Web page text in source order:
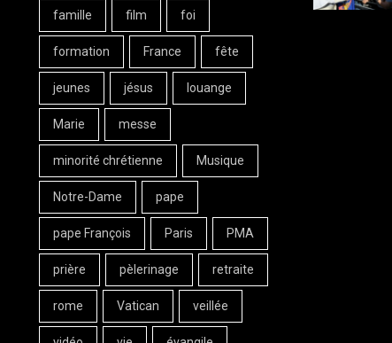
famille film foi
formation France fête
jeunes jésus louange
Marie messe
minorité chrétienne Musique
Notre-Dame pape
pape François Paris PMA
prière pèlerinage retraite
rome Vatican veillée